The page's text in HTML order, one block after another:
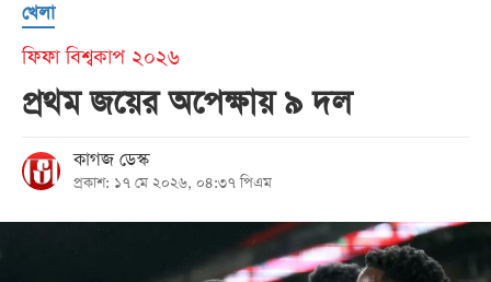
প্রচ্ছদ
জাতীয়
খেলা
ফিফা বিশ্বকাপ ২০২৬
প্রথম জয়ের অপেক্ষায় ৯ দল
কাগজ ডেস্ক
প্রকাশ: ১৭ মে ২০২৬, ০৪:৩৭ পিএম